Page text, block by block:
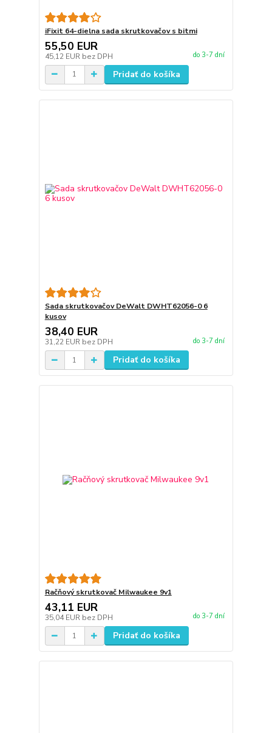
iFixit 64-dielna sada skrutkovačov s bitmi
55,50 EUR
45,12 EUR bez DPH do 3-7 dní
Pridať do košíka
Sada skrutkovačov DeWalt DWHT62056-0 6
kusov
38,40 EUR
31,22 EUR bez DPH do 3-7 dní
Pridať do košíka
Račňový skrutkovač Milwaukee 9v1
43,11 EUR
35,04 EUR bez DPH do 3-7 dní
Pridať do košíka